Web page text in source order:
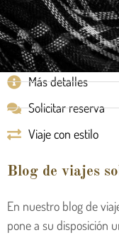
Más detalles
Solicitar reserva
Viaje con estilo
Blog de viajes
En nuestro blog de
pone a su disposición